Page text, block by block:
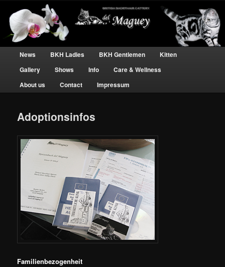
Britisch Kurzhaar silber tabby – Del
Maguey
BKH Katzen und Kater – silver tabby Hobbyzucht
Main menuSkip to primary content
Skip to secondary content
News BKH Ladies BKH Gentlemen
Kitten
Gallery
Shows Info
Care & Wellness
About us
Contact Impressum
Adoptionsinfos
Familienbezogenheit